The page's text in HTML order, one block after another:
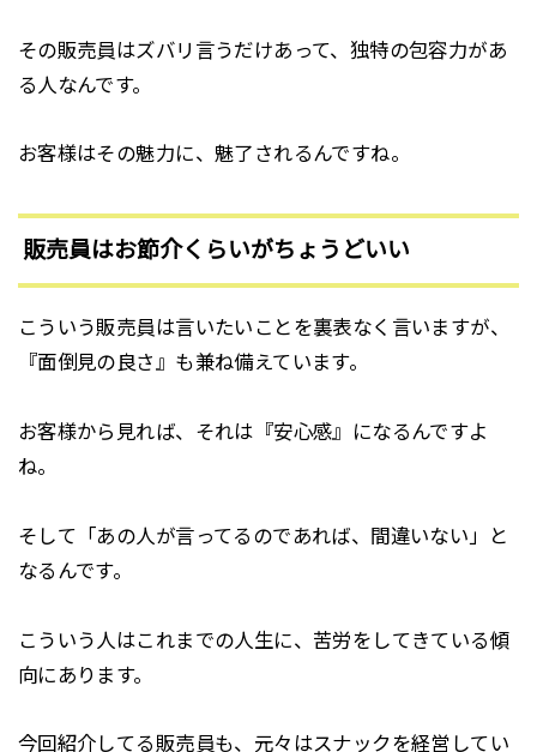
その販売員はズバリ言うだけあって、独特の包容力があ
る人なんです。
お客様はその魅力に、魅了されるんですね。
販売員はお節介くらいがちょうどいい
こういう販売員は言いたいことを裏表なく言いますが、
『面倒見の良さ』も兼ね備えています。
お客様から見れば、それは『安心感』になるんですよ
ね。
そして「あの人が言ってるのであれば、間違いない」と
なるんです。
こういう人はこれまでの人生に、苦労をしてきている傾
向にあります。
今回紹介してる販売員も、元々はスナックを経営してい